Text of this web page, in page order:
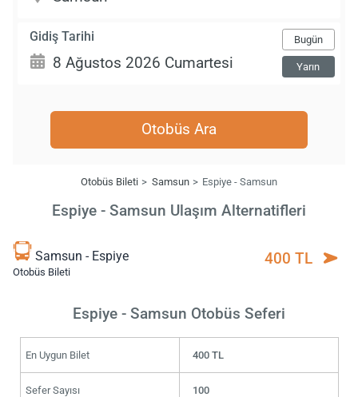
Gidiş Tarihi Bugün
Yarın
Otobüs Ara
Otobüs Bileti Samsun Espiye - Samsun
Espiye - Samsun Ulaşım Alternatifleri
Samsun - Espiye
Otobüs Bileti
400 TL
Espiye - Samsun Otobüs Seferi
En Uygun Bilet 400 TL
Sefer Sayısı 100